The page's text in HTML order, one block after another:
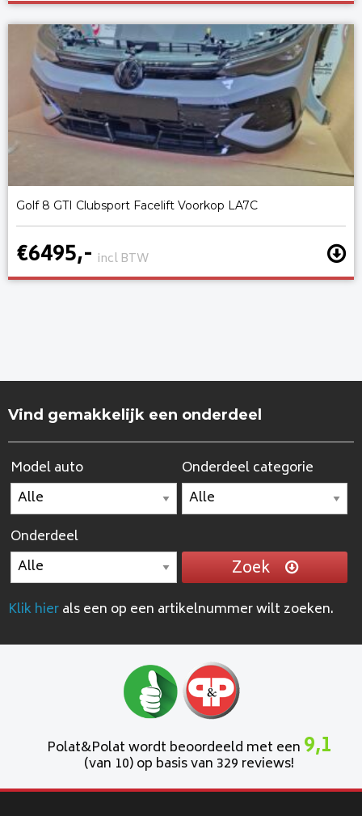
Golf 8 GTI Clubsport Facelift Voorkop LA7C
€6495,- incl BTW
Vind gemakkelijk een onderdeel
Model auto Onderdeel categorie
Onderdeel
Zoek
Klik hierals een op een artikelnummer wilt zoeken.
Polat&Polat wordt beoordeeld met een 9,1
(van 10) op basis van 329 reviews!